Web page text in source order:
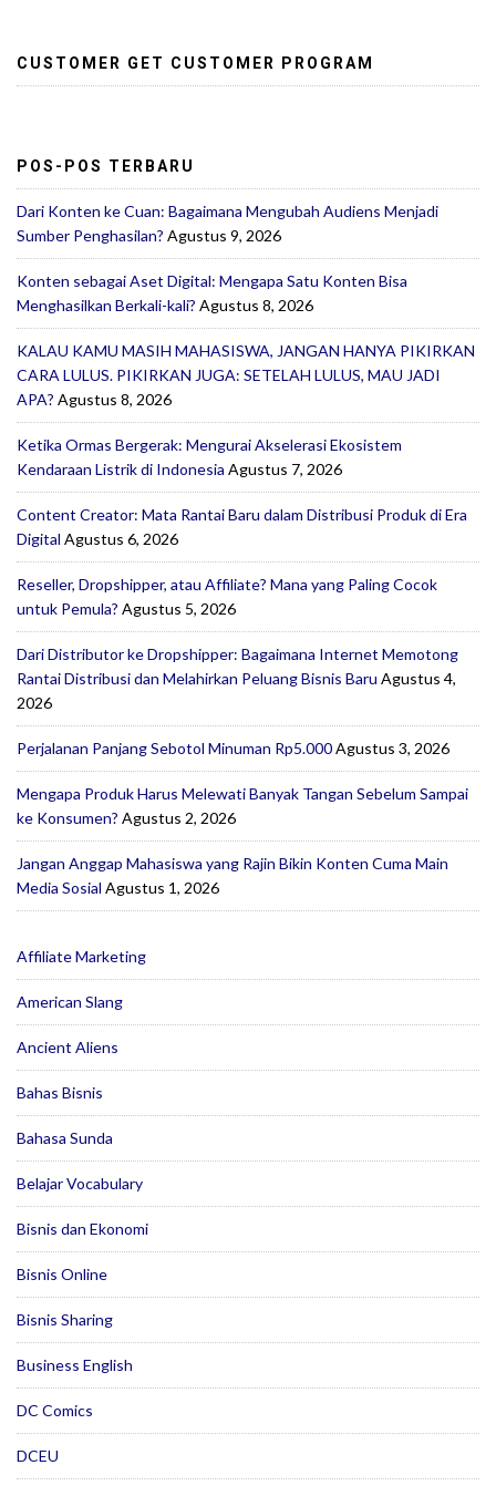
CUSTOMER GET CUSTOMER PROGRAM
POS-POS TERBARU
Dari Konten ke Cuan: Bagaimana Mengubah Audiens Menjadi
Sumber Penghasilan? Agustus 9, 2026
Konten sebagai Aset Digital: Mengapa Satu Konten Bisa
Menghasilkan Berkali-kali? Agustus 8, 2026
KALAU KAMU MASIH MAHASISWA, JANGAN HANYA PIKIRKAN
CARA LULUS. PIKIRKAN JUGA: SETELAH LULUS, MAU JADI
APA? Agustus 8, 2026
Ketika Ormas Bergerak: Mengurai Akselerasi Ekosistem
Kendaraan Listrik di Indonesia Agustus 7, 2026
Content Creator: Mata Rantai Baru dalam Distribusi Produk di Era
Digital Agustus 6, 2026
Reseller, Dropshipper, atau Affiliate? Mana yang Paling Cocok
untuk Pemula? Agustus 5, 2026
Dari Distributor ke Dropshipper: Bagaimana Internet Memotong
Rantai Distribusi dan Melahirkan Peluang Bisnis Baru Agustus 4,
2026
Perjalanan Panjang Sebotol Minuman Rp5.000Agustus 3, 2026
Mengapa Produk Harus Melewati Banyak Tangan Sebelum Sampai
ke Konsumen? Agustus 2, 2026
Jangan Anggap Mahasiswa yang Rajin Bikin Konten Cuma Main
Media Sosial Agustus 1, 2026
Affiliate Marketing
American Slang
Ancient Aliens
Bahas Bisnis
Bahasa Sunda
Belajar Vocabulary
Bisnis dan Ekonomi
Bisnis Online
Bisnis Sharing
Business English
DC Comics
DCEU